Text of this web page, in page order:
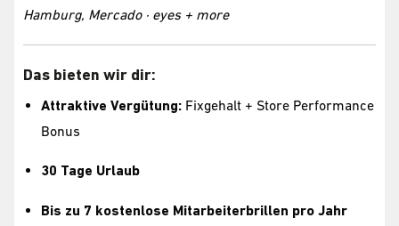
Hamburg, Mercado · eyes + more
Das bieten wir dir:
Attraktive Vergütung: Fixgehalt + Store Performance
Bonus
30 Tage Urlaub
Bis zu 7 kostenlose Mitarbeiterbrillen pro Jahr